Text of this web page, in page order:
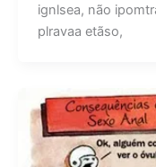
ignlsea, não
plravaa etãso,